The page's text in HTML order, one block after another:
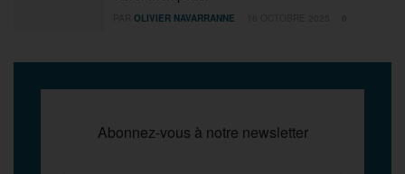
OLIVIER NAVARRANNE
Abonnez-vous à notre newsletter